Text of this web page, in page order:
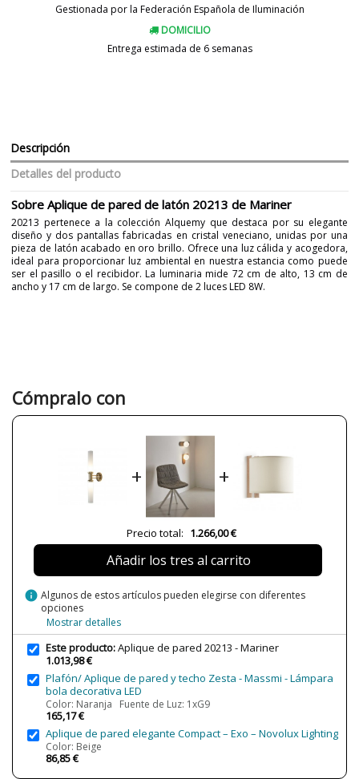
Gestionada por la Federación Española de Iluminación
DOMICILIO
Entrega estimada de 6 semanas
Descripción
Detalles del producto
Sobre Aplique de pared de latón 20213 de Mariner
20213 pertenece a la colección Alquemy que destaca por su elegante
diseño y dos pantallas fabricadas en cristal veneciano, unidas por una
pieza de latón acabado en oro brillo. Ofrece una luz cálida y acogedora,
ideal para proporcionar luz ambiental en nuestra estancia como puede
ser el pasillo o el recibidor. La luminaria mide 72 cm de alto, 13 cm de
ancho y 17 cm de largo. Se compone de 2 luces LED 8W.
Plazo de Envío
6 semanas
125-220V
Sí
G9
Potencia en Vatios
2 x 9W
Ip 20
Clase
Clase I
Certificados
CE & UL
Uso
Interior
Fabricado en
Año Lanzamiento
2018
Tipo de Lámpara
Etiqueta Energética
Cómpralo con
+ +
Precio total: 1.266,00 €
Añadir los tres al carrito
info Algunos de estos artículos pueden elegirse con diferentes
opciones
Mostrar detalles
Este producto:Aplique de pared 20213 - Mariner
1.013,98 €
Plafón/ Aplique de pared y techo Zesta - Massmi - Lámpara
bola decorativa LED
Color: Naranja Fuente de Luz: 1xG9
165,17 €
Aplique de pared elegante Compact – Exo – Novolux Lighting
Color: Beige
86,85 €